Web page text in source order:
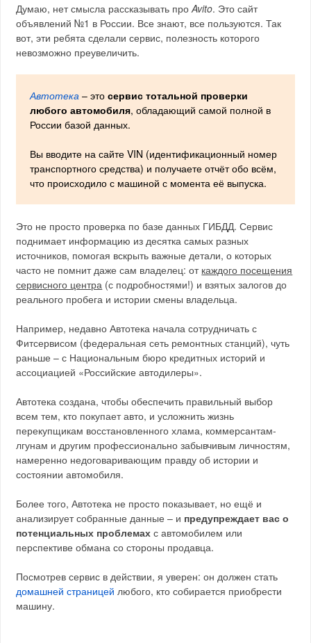
Думаю, нет смысла рассказывать проAvito. Это сайт
объявлений №1 в России. Все знают, все пользуются. Так
вот, эти ребята сделали сервис, полезность которого
невозможно преувеличить.
Автотека – этосервис тотальной проверки
любого автомобиля, обладающий самой полной в
России базой данных.
Вы вводите на сайте VIN (идентификационный номер
транспортного средства) и получаете отчёт обо всём,
что происходило с машиной с момента её выпуска.
Это не просто проверка по базе данных ГИБДД. Сервис
поднимает информацию из десятка самых разных
источников, помогая вскрыть важные детали, о которых
часто не помнит даже сам владелец: от каждого посещения
сервисного центра (с подробностями!) и взятых залогов до
реального пробега и истории смены владельца.
Например, недавно Автотека начала сотрудничать с
Фитсервисом (федеральная сеть ремонтных станций), чуть
раньше – с Национальным бюро кредитных историй и
ассоциацией «Российские автодилеры».
Автотека создана, чтобы обеспечить правильный выбор
всем тем, кто покупает авто, и усложнить жизнь
перекупщикам восстановленного хлама, коммерсантам-
лгунам и другим профессионально забывчивым личностям,
намеренно недоговаривающим правду об истории и
состоянии автомобиля.
Более того, Автотека не просто показывает, но ещё и
анализирует собранные данные – и предупреждает вас о
потенциальных проблемах с автомобилем или
перспективе обмана со стороны продавца.
Посмотрев сервис в действии, я уверен: он должен стать
домашней страницей любого, кто собирается приобрести
машину.